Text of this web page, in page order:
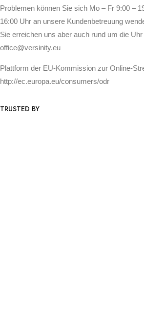
Problemen können Sie sich Mo – Fr 9:00 –
16:00 Uhr an unsere Kundenbetreuung
Sie erreichen uns aber auch rund um die
office@versinity.eu
Plattform der EU-Kommission zur Online-
http://ec.europa.eu/consumers/odr
TRUSTED BY